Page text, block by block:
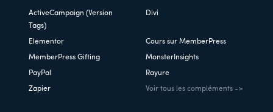
ActiveCampaign (Version
Tags)
Divi
Elementor Cours sur MemberPress
MemberPress Gifting MonsterInsights
PayPal Rayure
Zapier Voir tous les compléments ->